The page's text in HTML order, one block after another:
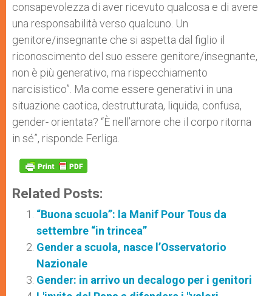
consapevolezza di aver ricevuto qualcosa e di avere
una responsabilità verso qualcuno. Un
genitore/insegnante che si aspetta dal figlio il
riconoscimento del suo essere genitore/insegnante,
non è più generativo, ma rispecchiamento
narcisistico”. Ma come essere generativi in una
situazione caotica, destrutturata, liquida, confusa,
gender- orientata? “È nell’amore che il corpo ritorna
in sé”, risponde Ferliga.
Related Posts:
“Buona scuola”: la Manif Pour Tous da
settembre “in trincea”
Gender a scuola, nasce l’Osservatorio
Nazionale
Gender: in arrivo un decalogo per i genitori